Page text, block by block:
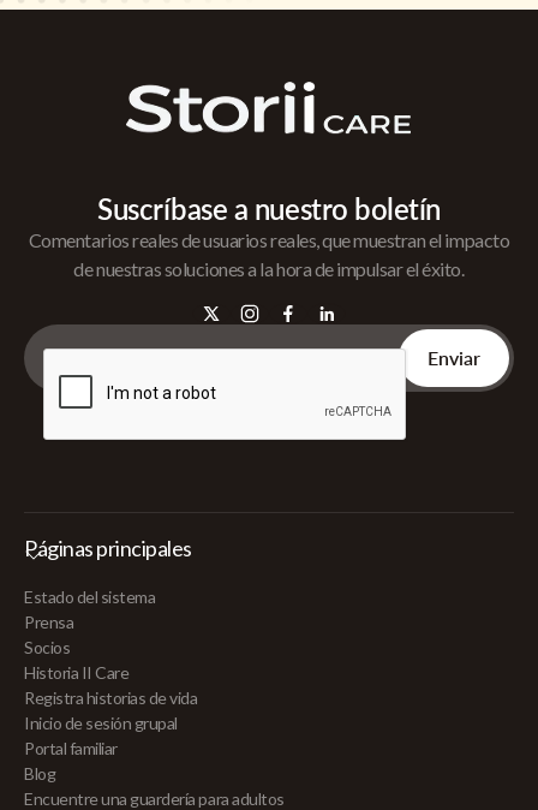
Suscríbase a nuestro boletín
Comentarios reales de usuarios reales, que muestran el impacto
de nuestras soluciones a la hora de impulsar el éxito.
Páginas principales
Estado del sistema
Prensa
Socios
Historia II Care
Registra historias de vida
Inicio de sesión grupal
Portal familiar
Blog
Encuentre una guardería para adultos